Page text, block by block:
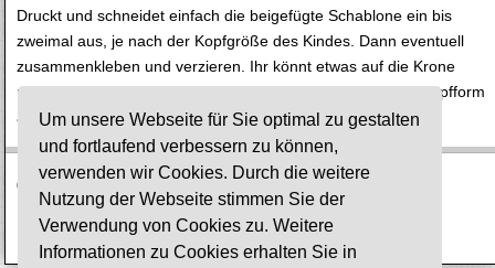
Um unsere Webseite für Sie optimal zu gestalten
und fortlaufend verbessern zu können,
verwenden wir Cookies. Durch die weitere
Nutzung der Webseite stimmen Sie der
Verwendung von Cookies zu. Weitere
Informationen zu Cookies erhalten Sie in
Druckt und schneidet einfach die beigefügte Schablone ein bis
zweimal aus, je nach der Kopfgröße des Kindes. Dann eventuell
zusammenkleben und verzieren. Ihr könnt etwas auf die Krone
malen oder kleben. Wenn alles trocken ist, einfach an die Kopfform
anpassen und zusammenkleben.
© Ev. Gesamtkirchengemeinde Lauterbach-Wartenberg
Impressum·Datenschutz